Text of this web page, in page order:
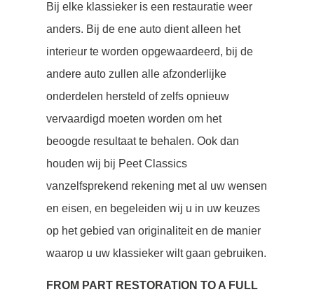
Bij elke klassieker is een restauratie weer
anders. Bij de ene auto dient alleen het
interieur te worden opgewaardeerd, bij de
andere auto zullen alle afzonderlijke
onderdelen hersteld of zelfs opnieuw
vervaardigd moeten worden om het
beoogde resultaat te behalen. Ook dan
houden wij bij Peet Classics
vanzelfsprekend rekening met al uw wensen
en eisen, en begeleiden wij u in uw keuzes
op het gebied van originaliteit en de manier
waarop u uw klassieker wilt gaan gebruiken.
FROM PART RESTORATION TO A FULL